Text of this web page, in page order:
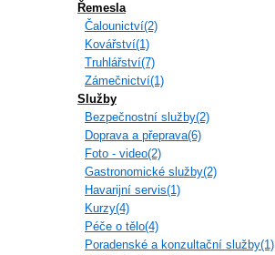
Řemesla
Čalounictví(2)
Kovářství(1)
Truhlářství(7)
Zámečnictví(1)
Služby
Bezpečnostní služby(2)
Doprava a přeprava(6)
Foto - video(2)
Gastronomické služby(2)
Havarijní servis(1)
Kurzy(4)
Péče o tělo(4)
Poradenské a konzultační služby(1)